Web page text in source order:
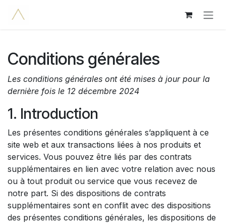
Conditions générales
Les conditions générales ont été mises à jour pour la
dernière fois le 12 décembre 2024
1. Introduction
Les présentes conditions générales s’appliquent à ce
site web et aux transactions liées à nos produits et
services. Vous pouvez être liés par des contrats
supplémentaires en lien avec votre relation avec nous
ou à tout produit ou service que vous recevez de
notre part. Si des dispositions de contrats
supplémentaires sont en conflit avec des dispositions
des présentes conditions générales, les dispositions de